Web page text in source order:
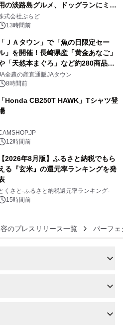
の淡路島グルメ、ドッグランにミニ
ール グランピングとトレーラーハウ
の2施設で
式会社ぷらど
13時間前
「ＪＡタウン」で「魚の日限定セー
」を開催！長崎県産「黄金あなご」
「天然本まぐろ」など約280商品を
売！～毎月１０日の定例企画～
全農の産直通販JAタウン
8時間前
「Honda CB250T HAWK」Tシャツ登
12時間前
【2026年8月版】ふるさと納税でもら
る『玄米』の還元率ランキングを発
くさと-ふるさと納税還元率ランキング-
15時間前
のプレスリリース一覧 パーフェ